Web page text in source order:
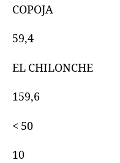
COPOJA
59,4
EL CHILONCHE
159,6
< 50
10